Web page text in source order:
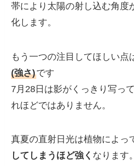
帯により太陽の射し込む角度
化します。
もう一つの注目してほしい点
(強さ)です
7月28日は影がくっきり写っ
れほどではありません。
真夏の直射日光は植物によっ
してしまうほど強く なります